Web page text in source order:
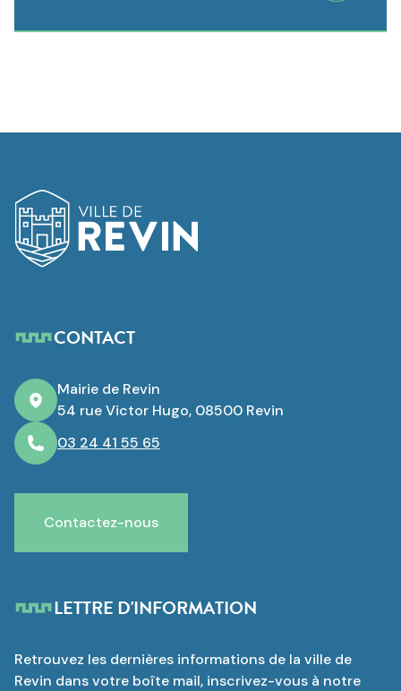
CONTACT
Mairie de Revin
54 rue Victor Hugo, 08500 Revin
03 24 41 55 65
Contactez-nous
LETTRE D'INFORMATION
Retrouvez les dernières informations de la ville de
Revin dans votre boîte mail, inscrivez-vous à notre